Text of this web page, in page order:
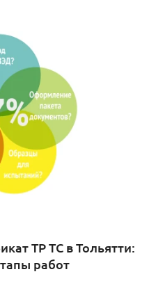
ТР ТС в Тольятти:
работ